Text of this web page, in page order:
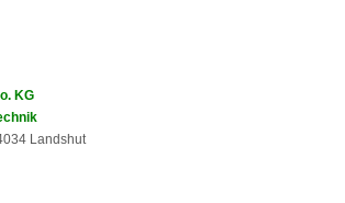
KG
Landshut